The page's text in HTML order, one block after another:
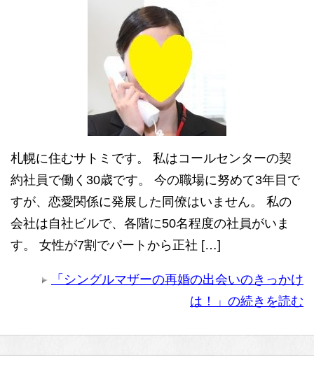
札幌に住むサトミです。 私はコールセンターの契
約社員で働く30歳です。 今の職場に努めて3年目で
すが、恋愛関係に発展した同僚はいません。 私の
会社は自社ビルで、各階に50名程度の社員がいま
す。 女性が7割でパートから正社 […]
「シングルマザーの再婚の出会いのきっかけ
は！」の続きを読む